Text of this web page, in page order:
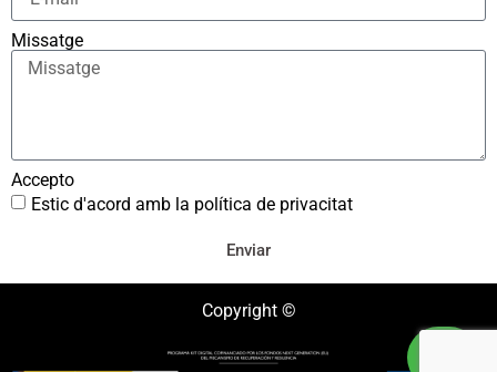
Missatge
Accepto
Estic d'acord amb la política de privacitat
Enviar
Copyright ©